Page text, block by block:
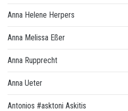
Anna Helene Herpers
Anna Melissa Eßer
Anna Rupprecht
Anna Ueter
Antonios #asktoni Askitis